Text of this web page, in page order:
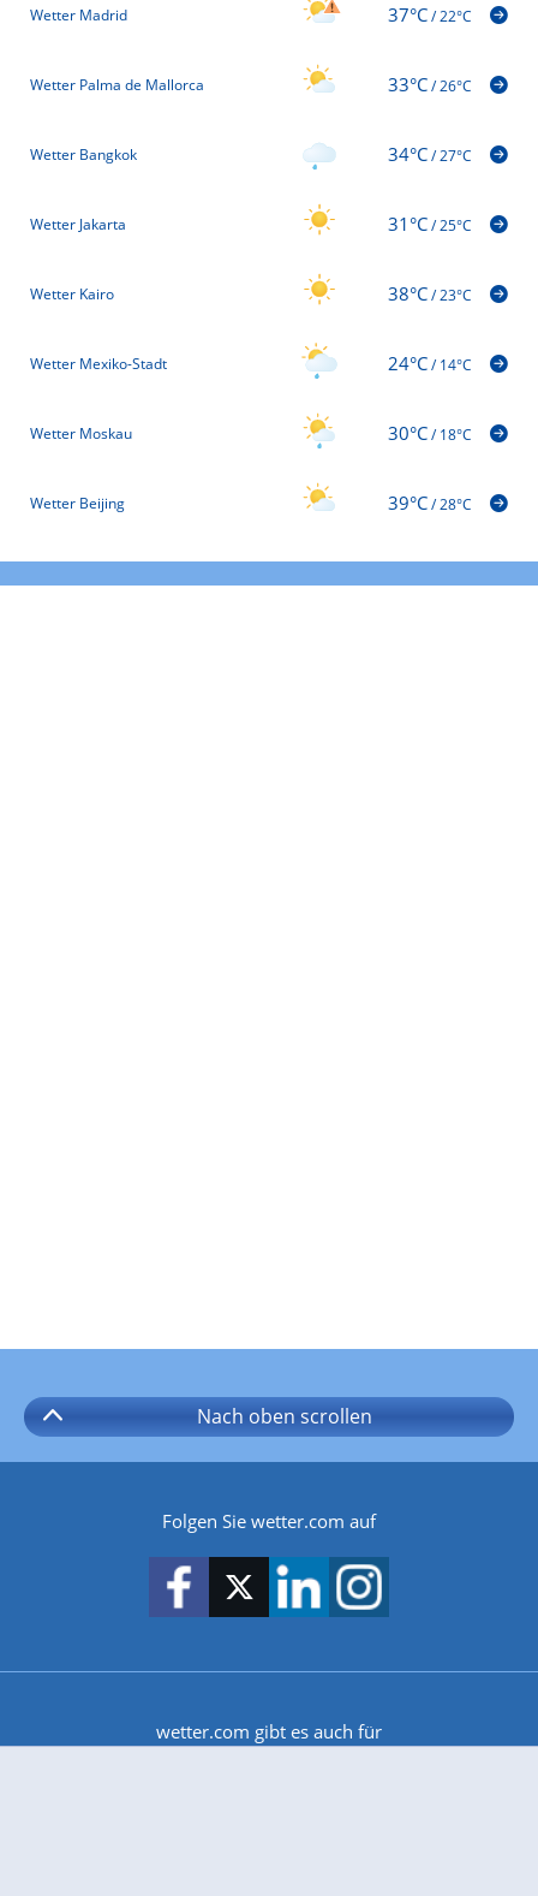
Wetter Madrid 37°C/22°C
Wetter Palma de Mallorca 33°C/26°C
Wetter Bangkok 34°C/27°C
Wetter Jakarta 31°C/25°C
Wetter Kairo 38°C/23°C
Wetter Mexiko-Stadt 24°C/14°C
Wetter Moskau 30°C/18°C
Wetter Beijing 39°C/28°C
Nach oben scrollen
Folgen Sie wetter.com auf
wetter.com gibt es auch für